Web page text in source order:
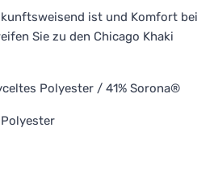
ist und Komfort bei
Sie zu den Chicago Khaki
Polyester / 41% Sorona®